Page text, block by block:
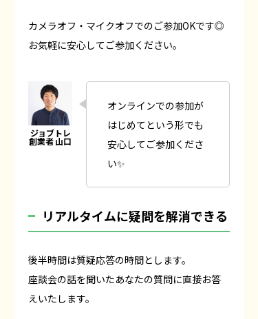
カメラオフ・マイクオフでのご参加OKです◎
お気軽に安心してご参加ください。
オンラインでの参加が
はじめてという形でも
安心してご参加くださ
い✨
リアルタイムに疑問を解消できる
後半時間は質疑応答の時間とします。
座談会の話を聞いたあなたの質問に直接お答
えいたします。